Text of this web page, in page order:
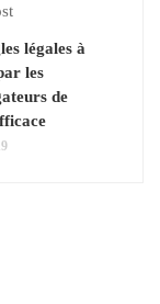
légales à
les
de